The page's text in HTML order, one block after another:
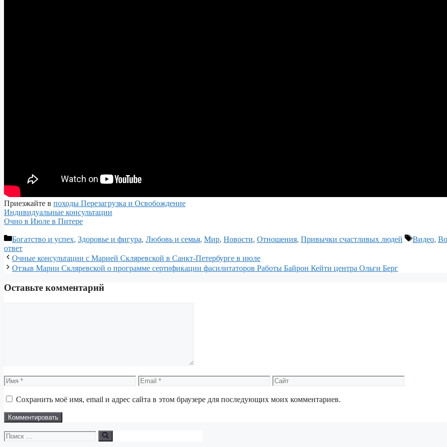
Приезжайте в походы Перезагрузка и Освобождение
Индивидуальные консультации
Очно в Июле в Питере
Рубрики
Богатство и успех, Здоровье и фигура, Любовь и семья, Мир, Новости, Отношения, Привычки счастливых людей Метки
Видео,
ответ
Навигация
записи
Очные консультации с Марией Скляревской в Санкт-Петербурге в июле
Отзыв Марии Скляревской о программе сертификации фасилитаторов Работы Байрон Кейти центра Ольги Берг
Оставьте комментарий
Имя Email Сайт
Сохранить моё имя, email и адрес сайта в этом браузере для последующих моих комментариев.
Поиск: